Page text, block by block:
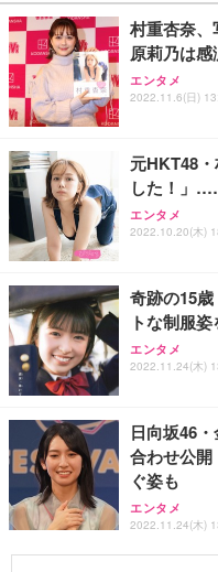
村重杏奈
原莉乃は
エンタメ
2022.11.6(日)
元HKT48
した！」
エンタメ
2022.10.20(木)
奇跡の15
トな制服
エンタメ
2022.11.24(木)
日向坂46
合わせ公
ぐ姿も
エンタメ
2022.11.24(木)